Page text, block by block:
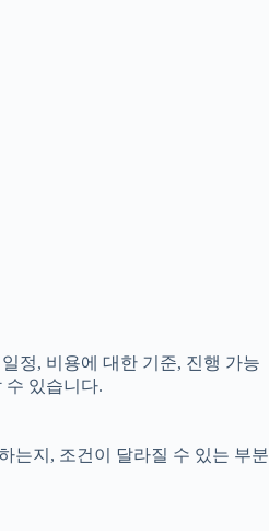
정, 비용에 대한 기준, 진행 가능
수 있습니다.
는지, 조건이 달라질 수 있는 부분